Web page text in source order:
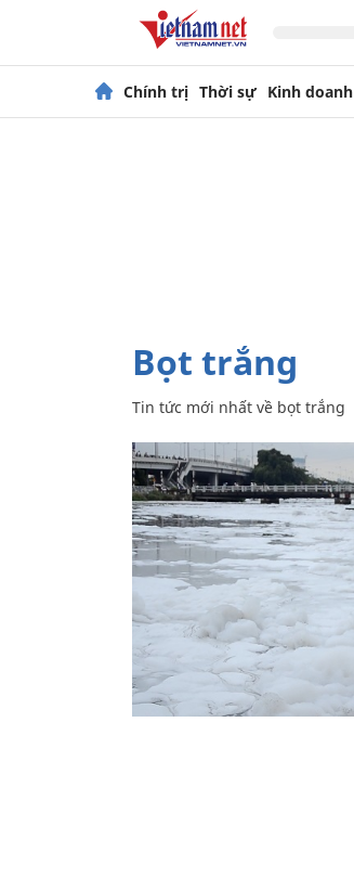
Chính trị Thời sự Kinh doanh
bọt trắng
Tin tức mới nhất về bọt trắng